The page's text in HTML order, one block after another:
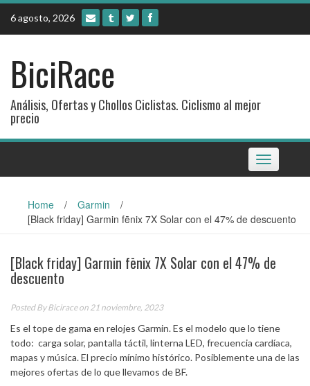
Skip
content
6 agosto, 2026
BiciRace
Análisis, Ofertas y Chollos Ciclistas. Ciclismo al mejor
precio
Toggle
navigation
Home / Garmin
/
[Black friday] Garmin fēnix ​​7X Solar con el 47% de descuento
[Black friday] Garmin fēnix ​​7X Solar con el 47% de
descuento
Posted ByBiciraceon 21 noviembre, 2023
Es el tope de gama en relojes Garmin. Es el modelo que lo tiene
todo: carga solar, pantalla táctil, linterna LED, frecuencia cardíaca,
mapas y música. El precio mínimo histórico. Posiblemente una de las
mejores ofertas de lo que llevamos de BF.